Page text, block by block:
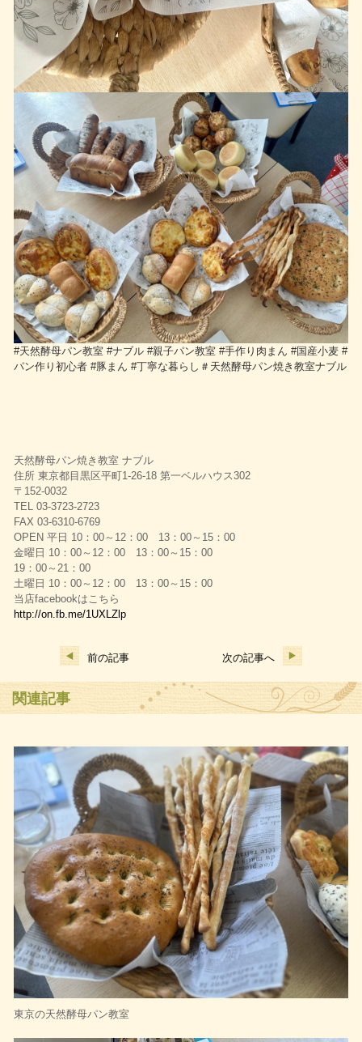
#天然酵母パン教室 #ナブル #親子パン教室 #手作り肉まん #国産小麦 #
パン作り初心者 #豚まん #丁寧な暮らし＃天然酵母パン焼き教室ナブル
天然酵母パン焼き教室 ナブル
住所 東京都目黒区平町1-26-18 第一ベルハウス302
〒152-0032
TEL 03-3723-2723
FAX 03-6310-6769
OPEN 平日 10：00～12：00 13：00～15：00
金曜日 10：00～12：00 13：00～15：00
19：00～21：00
土曜日 10：00～12：00 13：00～15：00
当店facebookはこちら
http://on.fb.me/1UXLZlp
前の記事 次の記事へ
関連記事
東京の天然酵母パン教室